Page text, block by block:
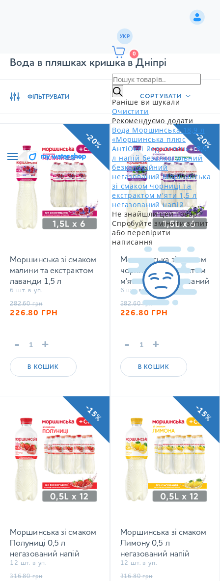
УКР
0
Раніше ви шукали
Очистити
Рекомендуємо додати
Вода Моршинська 18,9 л
«Моршинська плюс
АнтіОксі йод+селен» 18,9
л напій безалкогольний
безкалорійний
негазований Моршинська
зі смаком чорниці та
екстрактом м'яти 1,5 л
негазований напій
Не знайшли цей товар?
Спробуйте змінити запит
або перевірити
написання
Вода в пляшках кришка в Дніпрі
ФІЛЬТРУВАТИ СОРТУВАТИ
Моршинська зі смаком
малини та екстрактом
лаванди 1,5 л
негазований напій
6 шт. в уп.
282.60 грн
226.80 ГРН
- +
В КОШИК
-20%
Моршинська зі смаком
чорниці та екстрактом
м'яти 1,5 л негазований
напій
6 шт. в уп.
282.60 грн
226.80 ГРН
- +
В КОШИК
-20%
Моршинська зі смаком
Полуниці 0,5 л
негазований напій
12 шт. в уп.
316.80 грн
-15%
Моршинська зі смаком
Лимону 0,5 л
негазований напій
12 шт. в уп.
316.80 грн
-15%